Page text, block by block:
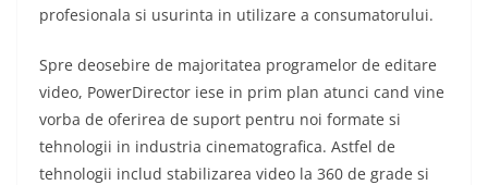
profesionala si usurinta in utilizare a consumatorului.
Spre deosebire de majoritatea programelor de editare
video, PowerDirector iese in prim plan atunci cand vine
vorba de oferirea de suport pentru noi formate si
tehnologii in industria cinematografica. Astfel de
tehnologii includ stabilizarea video la 360 de grade si